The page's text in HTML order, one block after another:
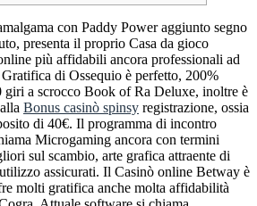
con Paddy Power aggiunto segno
presenta il proprio Casa da gioco
più affidabili ancora professionali ad
di Ossequio è perfetto, 200%
giri a scrocco Book of Ra Deluxe, inoltre è
Bonus casinò spinsy registrazione, ossia
di 40€. Il programma di incontro
Microgaming ancora con termini
sul scambio, arte grafica attraente di
assicurati. Il Casinò online Betway è
molti gratifica anche molta affidabilità